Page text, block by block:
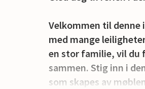
Velkommen til denne
med mange
en stor familie, vil du
sammen. Stig inn i
som skapes av